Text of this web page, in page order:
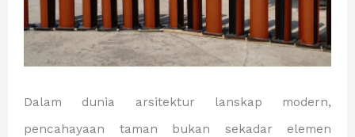
Dalam dunia arsitektur lanskap modern,
pencahayaan taman bukan sekadar elemen